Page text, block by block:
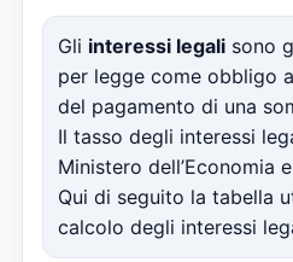
Gli interessi legali sono
per legge come obbligo
del pagamento di una
Il tasso degli interessi
Ministero dell’Economia
Qui di seguito la tabella
calcolo degli interessi